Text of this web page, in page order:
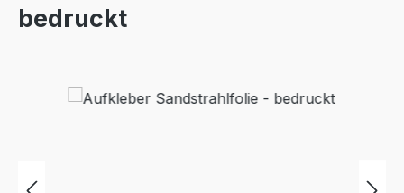
bedruckt
Bildergalerie überspringen